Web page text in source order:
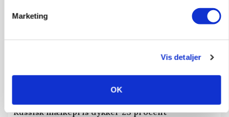
Marketing
Vis detaljer
OK
Russisk mælkepris dykker 23 procent